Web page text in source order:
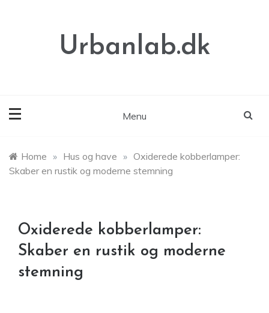
Urbanlab.dk
Menu
Home » Hus og have » Oxiderede kobberlamper:
Skaber en rustik og moderne stemning
Oxiderede kobberlamper:
Skaber en rustik og moderne
stemning